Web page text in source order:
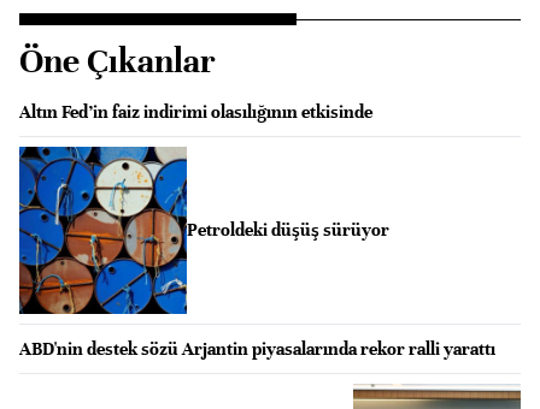
Öne Çıkanlar
Altın Fed’in faiz indirimi olasılığının etkisinde
Petroldeki düşüş sürüyor
ABD'nin destek sözü Arjantin piyasalarında rekor ralli yarattı